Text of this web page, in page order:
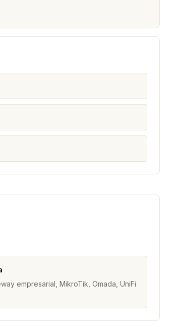
empresarial, MikroTik, Omada, UniFi